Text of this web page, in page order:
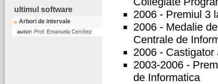
ultimul software
Arbori de intervale
autor: Prof. Emanuela Cerchez
2006 - Premiul 3
2006 - Medalie
Centrale de
2006 -
2003-2006 -
de Informatica